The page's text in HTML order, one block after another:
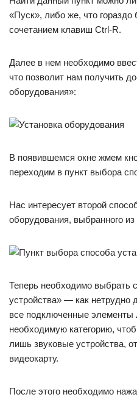
«Пуск», либо же, что
сочетанием клавиш Ctrl-R.
Далее в нем необходимо
что позволит нам получить
оборудования»:
В появившемся окне жмем
переходим в пункт выбора
Нас интересует второй
оборудования, выбранного
Теперь необходимо выбрать
устройства» — как нетрудно
все подключенные элементы
необходимую категорию,
лишь звуковые устройства,
видеокарту.
После этого необходимо